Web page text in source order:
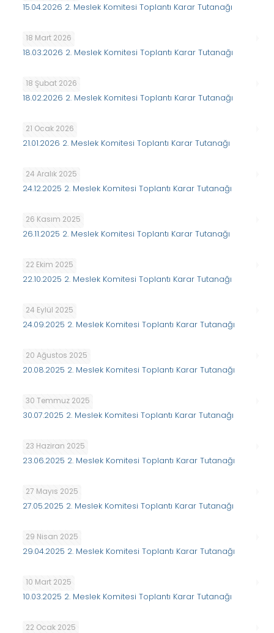
15.04.2026 2. Meslek Komitesi Toplantı Karar Tutanağı
18 Mart 2026
18.03.2026 2. Meslek Komitesi Toplantı Karar Tutanağı
18 Şubat 2026
18.02.2026 2. Meslek Komitesi Toplantı Karar Tutanağı
21 Ocak 2026
21.01.2026 2. Meslek Komitesi Toplantı Karar Tutanağı
24 Aralık 2025
24.12.2025 2. Meslek Komitesi Toplantı Karar Tutanağı
26 Kasım 2025
26.11.2025 2. Meslek Komitesi Toplantı Karar Tutanağı
22 Ekim 2025
22.10.2025 2. Meslek Komitesi Toplantı Karar Tutanağı
24 Eylül 2025
24.09.2025 2. Meslek Komitesi Toplantı Karar Tutanağı
20 Ağustos 2025
20.08.2025 2. Meslek Komitesi Toplantı Karar Tutanağı
30 Temmuz 2025
30.07.2025 2. Meslek Komitesi Toplantı Karar Tutanağı
23 Haziran 2025
23.06.2025 2. Meslek Komitesi Toplantı Karar Tutanağı
27 Mayıs 2025
27.05.2025 2. Meslek Komitesi Toplantı Karar Tutanağı
29 Nisan 2025
29.04.2025 2. Meslek Komitesi Toplantı Karar Tutanağı
10 Mart 2025
10.03.2025 2. Meslek Komitesi Toplantı Karar Tutanağı
22 Ocak 2025